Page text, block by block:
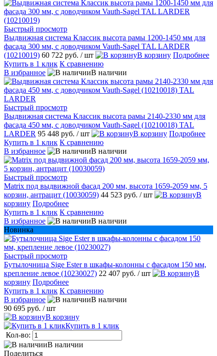
Быстрый просмотр
Выдвижная система Классик высота рамы 1200-1450 мм для
фасада 300 мм, с доводчиком Vauth-Sagel TAL LARDER
(10210019) 60 722 руб. / шт В корзину Подробнее
Купить в 1 клик К сравнению
В избранное
В наличии
Быстрый просмотр
Выдвижная система Классик высота рамы 2140-2330 мм для
фасада 450 мм, с доводчиком Vauth-Sagel (10210018) TAL
LARDER 95 448 руб. / шт В корзину Подробнее
Купить в 1 клик К сравнению
В избранное
В наличии
Быстрый просмотр
Matrix под выдвижной фасад 200 мм, высота 1659-2059 мм, 5
корзин, антрацит (10030059) 44 523 руб. / шт
В
корзину Подробнее
Купить в 1 клик К сравнению
В избранное
В наличии
Новинка
Быстрый просмотр
Бутылочница Sige Ester в шкафы-колонны c фасадом 150 мм,
крепление левое (10230027) 22 407 руб. / шт
В
корзину Подробнее
Купить в 1 клик К сравнению
В избранное
В наличии
90 695 руб. / шт
В корзину
Купить в 1 клик
Кол-во:
В наличии
Поделиться